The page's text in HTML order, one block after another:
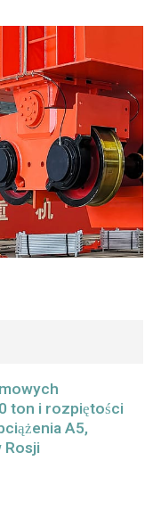
ton i rozpiętości
A5,